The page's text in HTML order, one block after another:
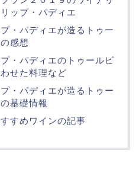
ップ・パディエ
・パディエが造るトゥー
感想
・パディエのトゥールビ
せた料理など
・パディエが造るトゥー
基礎情報
すめワインの記事